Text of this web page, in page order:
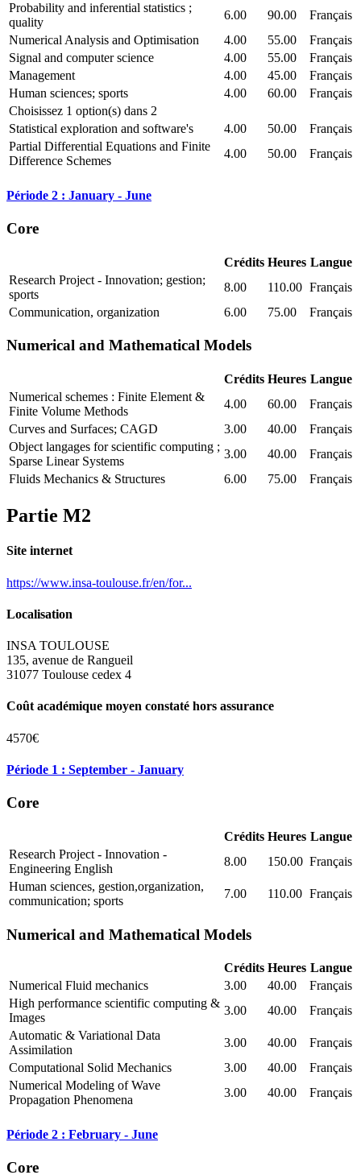
Probability and inferential statistics ;
quality
6.00 90.00
Français
Numerical Analysis and Optimisation
4.00 55.00
Français
Signal and computer science
4.00 55.00
Français
Management
4.00 45.00
Français
Human sciences; sports
4.00 60.00
Français
Choisissez 1 option(s) dans 2
Statistical exploration and software's
4.00 50.00
Français
Partial Differential Equations and Finite
Difference Schemes
4.00 50.00 Français
Période 2 : January - June
Core
Crédits Heures Langue
Research Project - Innovation; gestion;
sports
8.00 110.00 Français
Communication, organization
6.00 75.00 Français
Numerical and Mathematical Models
Crédits Heures Langue
Numerical schemes : Finite Element &
Finite Volume Methods
4.00 60.00
Français
Curves and Surfaces; CAGD
3.00 40.00
Français
Object langages for scientific computing ;
Sparse Linear Systems
3.00 40.00
Français
Fluids Mechanics & Structures
6.00 75.00 Français
Partie M2
Site internet
https://www.insa-toulouse.fr/en/for...
Localisation
INSA TOULOUSE
135, avenue de Rangueil
31077 Toulouse cedex 4
Coût académique moyen constaté hors assurance
4570€
Période 1 : September - January
Core
Crédits Heures Langue
Research Project - Innovation -
Engineering English
8.00 150.00 Français
Human sciences, gestion,organization,
communication; sports
7.00 110.00 Français
Numerical and Mathematical Models
Crédits Heures Langue
Numerical Fluid mechanics
3.00 40.00
Français
High performance scientific computing &
Images
3.00 40.00
Français
Automatic & Variational Data
Assimilation
3.00 40.00
Français
Computational Solid Mechanics
3.00 40.00
Français
Numerical Modeling of Wave
Propagation Phenomena
3.00 40.00 Français
Période 2 : February - June
Core